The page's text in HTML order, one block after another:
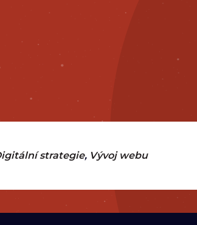
strategie Vývoj webu